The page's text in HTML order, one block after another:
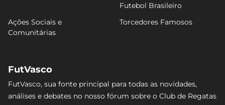
Futebol Brasileiro
Ações Sociais e
Comunitárias
Torcedores Famosos
FutVasco
FutVasco, sua fonte principal para todas as novidades,
análises e debates no nosso fórum sobre o Club de Regatas